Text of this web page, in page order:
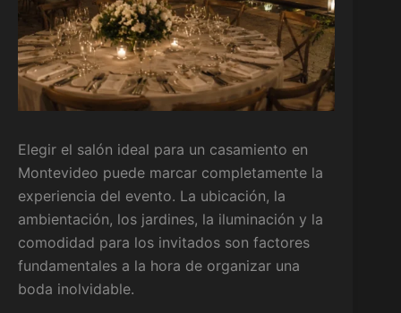
Elegir el salón ideal para un casamiento en
Montevideo puede marcar completamente la
experiencia del evento. La ubicación, la
ambientación, los jardines, la iluminación y la
comodidad para los invitados son factores
fundamentales a la hora de organizar una
boda inolvidable.